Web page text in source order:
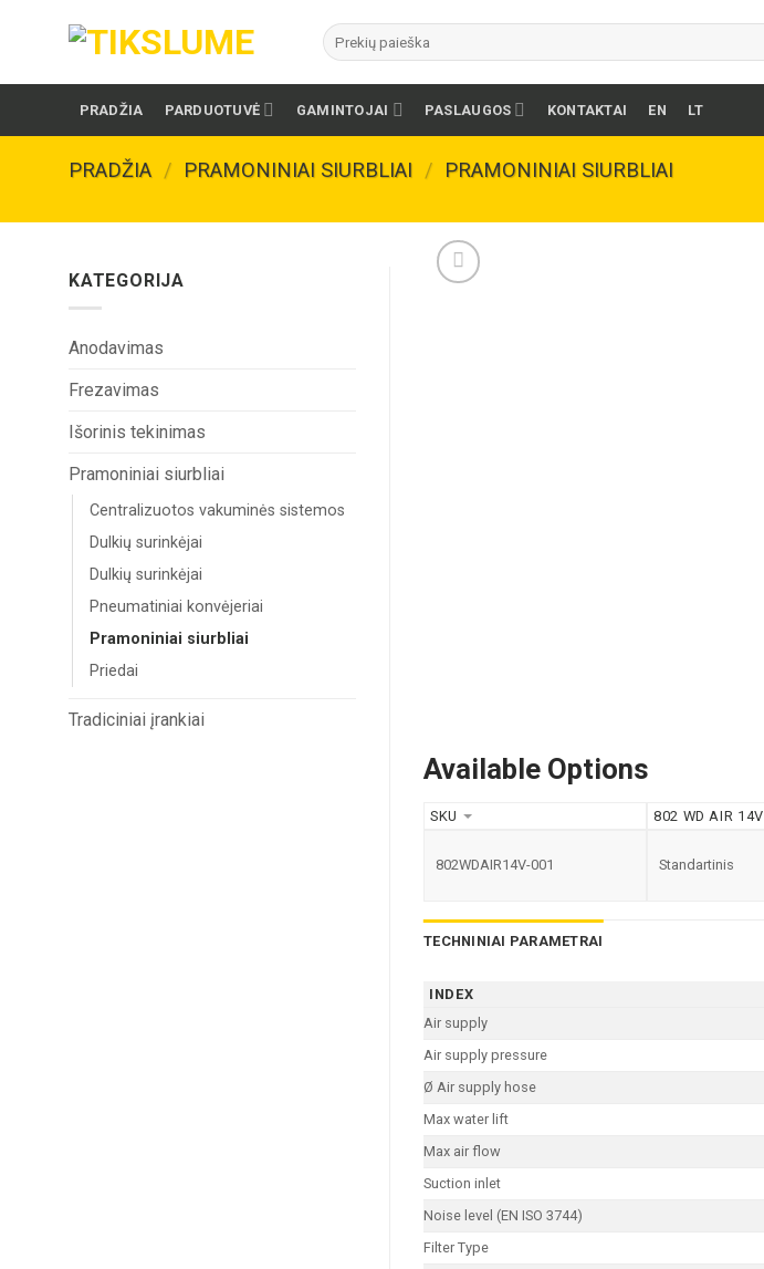
Ieškoti:
PRADŽIA PARDUOTUVĖ GAMINTOJAI PASLAUGOS KONTAKTAI EN LT
PRADŽIA / PRAMONINIAI SIURBLIAI / PRAMONINIAI SIURBLIAI
KATEGORIJA
Anodavimas
Frezavimas
Išorinis tekinimas
Pramoniniai siurbliai
Centralizuotos vakuminės sistemos
Dulkių surinkėjai
Dulkių surinkėjai
Pneumatiniai konvėjeriai
Pramoniniai siurbliai
Priedai
Tradiciniai įrankiai
Available Options
SKU 802 WD AIR 14V
802WDAIR14V-001 Standartinis
TECHNINIAI PARAMETRAI
INDEX
Air supply
Air supply pressure
Ø Air supply hose
Max water lift
Max air flow
Suction inlet
Noise level (EN ISO 3744)
Filter Type